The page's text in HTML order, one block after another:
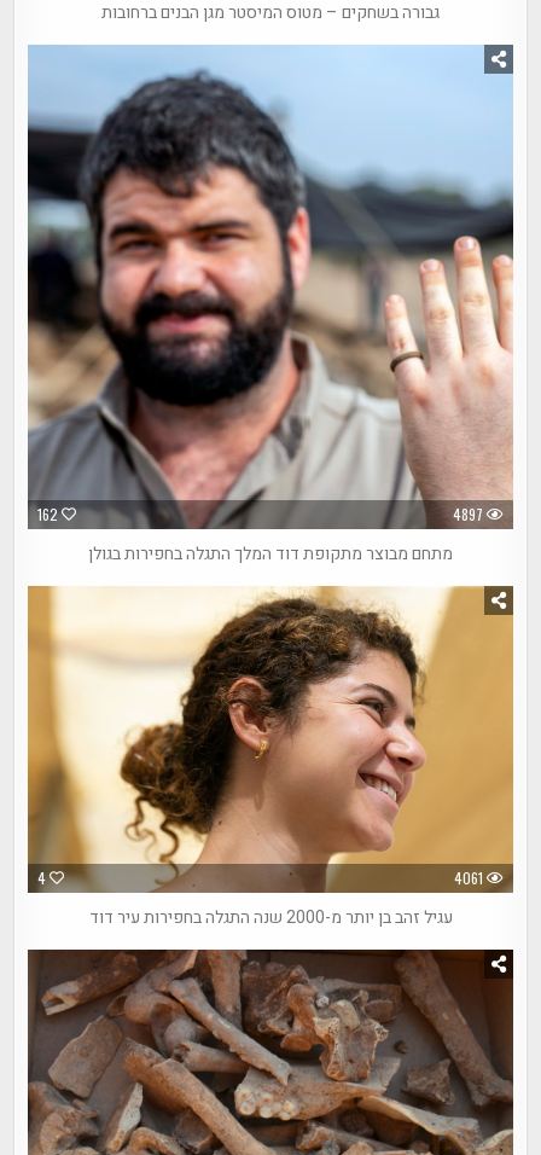
גבורה בשחקים – מטוס המיסטר מגן הבנים ברחובות
162 4897
מתחם מבוצר מתקופת דוד המלך התגלה בחפירות בגולן
4 4061
עגיל זהב בן יותר מ-2000 שנה התגלה בחפירות עיר דוד